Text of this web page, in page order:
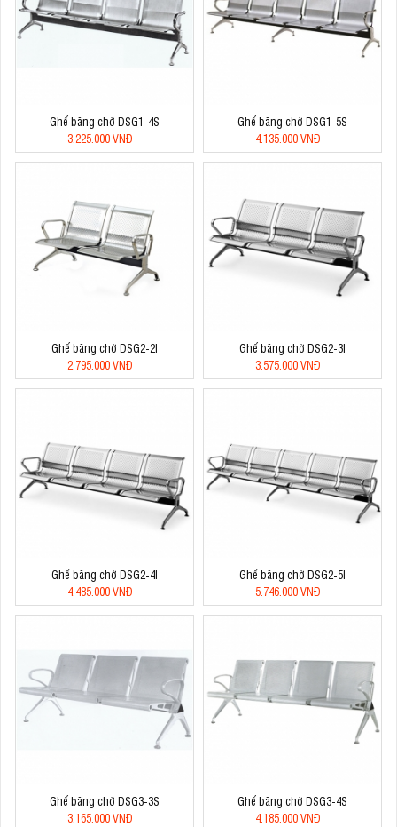
Ghế băng chờ DSG1-4S
3.225.000 VNĐ
Ghế băng chờ DSG1-5S
4.135.000 VNĐ
Ghế băng chờ DSG2-2I
2.795.000 VNĐ
Ghế băng chờ DSG2-3I
3.575.000 VNĐ
Ghế băng chờ DSG2-4I
4.485.000 VNĐ
Ghế băng chờ DSG2-5I
5.746.000 VNĐ
Ghế băng chờ DSG3-3S
3.165.000 VNĐ
Ghế băng chờ DSG3-4S
4.185.000 VNĐ